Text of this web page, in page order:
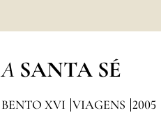
A SANTA SÉ
BENTO XVI VIAGENS 2005